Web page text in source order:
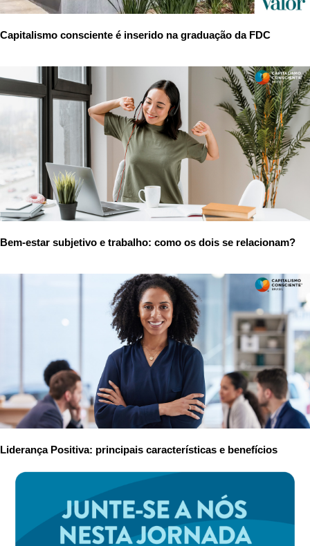
Capitalismo consciente é inserido na graduação da FDC
Bem-estar subjetivo e trabalho: como os dois se relacionam?
Liderança Positiva: principais características e benefícios